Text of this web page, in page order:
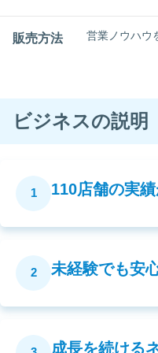
販売方法 営業ノウハウ
ビジネスの説明
1 110店舗の実
2 未経験でも安
成長を続ける